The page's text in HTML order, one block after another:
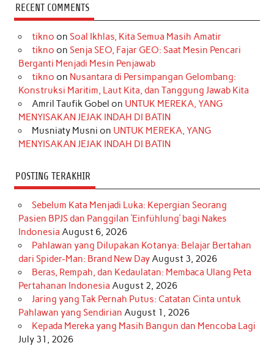
c
e
b
o
k
s
t
a
r
a
m
k
T
o
k
t
e
r
e
s
t
k
e
d
I
n
t
t
r
T
u
e
RECENT COMMENTS
tikno on Soal Ikhlas, Kita Semua Masih Amatir
tikno on Senja SEO, Fajar GEO: Saat Mesin Pencari
Berganti Menjadi Mesin Penjawab
tikno on Nusantara di Persimpangan Gelombang:
Konstruksi Maritim, Laut Kita, dan Tanggung Jawab Kita
Amril Taufik Gobel on UNTUK MEREKA, YANG
MENYISAKAN JEJAK INDAH DI BATIN
Musniaty Musni on UNTUK MEREKA, YANG
MENYISAKAN JEJAK INDAH DI BATIN
POSTING TERAKHIR
Sebelum Kata Menjadi Luka: Kepergian Seorang
Pasien BPJS dan Panggilan ‘Einfühlung’ bagi Nakes
Indonesia August 6, 2026
Pahlawan yang Dilupakan Kotanya: Belajar Bertahan
dari Spider-Man: Brand New DayAugust 3, 2026
Beras, Rempah, dan Kedaulatan: Membaca Ulang Peta
Pertahanan Indonesia August 2, 2026
Jaring yang Tak Pernah Putus: Catatan Cinta untuk
Pahlawan yang Sendirian August 1, 2026
Kepada Mereka yang Masih Bangun dan Mencoba Lagi
July 31, 2026